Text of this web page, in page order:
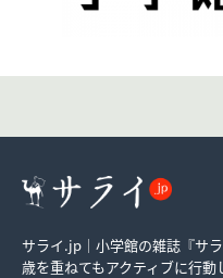
サライ.jp｜小学館の雑誌『サ
歳を重ねてもアクティブに行